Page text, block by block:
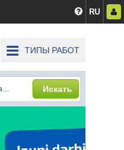
RU
ТИПЫ РАБОТ
Искать